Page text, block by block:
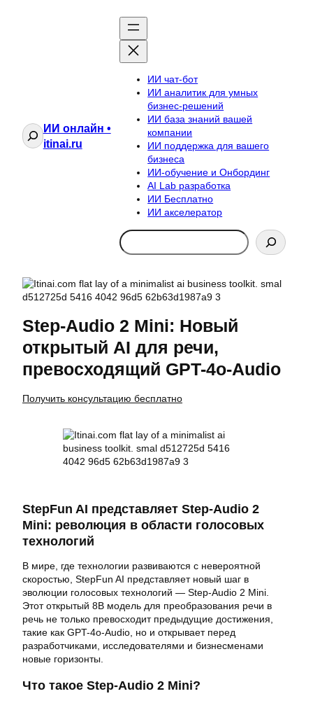
ПоискИИ онлайн •
itinai.ru
ИИ чат-бот
ИИ аналитик для умных
бизнес-решений
ИИ база знаний вашей
компании
ИИ поддержка для вашего
бизнеса
ИИ-обучение и Онбординг
AI Lab разработка
ИИ Бесплатно
ИИ акселератор
Search
Step-Audio 2 Mini: Новый
открытый AI для речи,
превосходящий GPT-4o-Audio
Получить консультацию бесплатно
StepFun AI представляет Step-Audio 2
Mini: революция в области голосовых
технологий
В мире, где технологии развиваются с невероятной
скоростью, StepFun AI представляет новый шаг в
эволюции голосовых технологий — Step-Audio 2 Mini.
Этот открытый 8B модель для преобразования речи в
речь не только превосходит предыдущие достижения,
такие как GPT-4o-Audio, но и открывает перед
разработчиками, исследователями и бизнесменами
новые горизонты.
Что такое Step-Audio 2 Mini?